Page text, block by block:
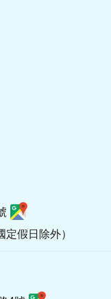
假日除外）